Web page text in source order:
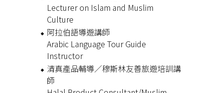
Lecturer on Islam and Muslim
Culture
阿拉伯語導遊講師
Arabic Language Tour Guide
Instructor
清真產品輔導／穆斯林友善旅遊培訓講
師